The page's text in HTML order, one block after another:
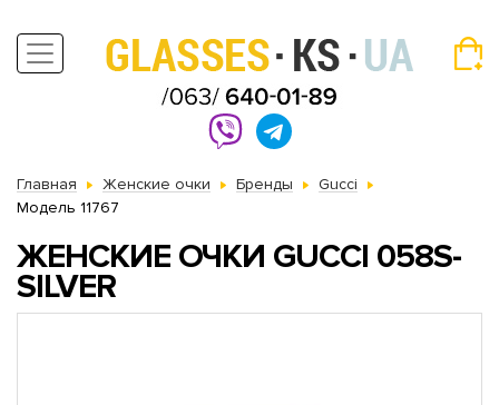
Главная Женские очки Бренды
Gucci
Модель 11767
ЖЕНСКИЕ ОЧКИ GUCCI 058S-
SILVER